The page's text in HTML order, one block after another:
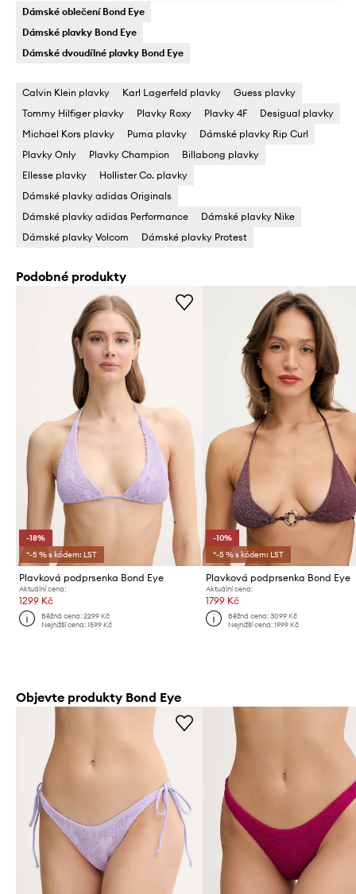
Dámské oblečení Bond Eye
Dámské plavky Bond Eye
Dámské dvoudílné plavky Bond Eye
Calvin Klein plavky Karl Lagerfeld plavky
Guess plavky
Tommy Hilfiger plavky
Plavky Roxy Plavky 4F
Desigual plavky
Michael Kors plavky
Puma plavky
Dámské plavky Rip Curl
Plavky Only
Plavky Champion
Billabong plavky
Ellesse plavky
Hollister Co. plavky
Dámské plavky adidas Originals
Dámské plavky adidas Performance
Dámské plavky Nike
Dámské plavky Volcom
Dámské plavky Protest
Podobné produkty
-18%
*-5 % s kódem: LST
Plavková podprsenka Bond Eye
Aktuální cena:
1299 Kč
Běžná cena:2299 Kč
Nejnižší cena:1599 Kč
-10%
*-5 % s kódem: LST
Plavková podprsenka Bond Eye
Aktuální cena:
1799 Kč
Běžná cena: 3099 Kč
Nejnižší cena: 1999 Kč
Objevte produkty Bond Eye